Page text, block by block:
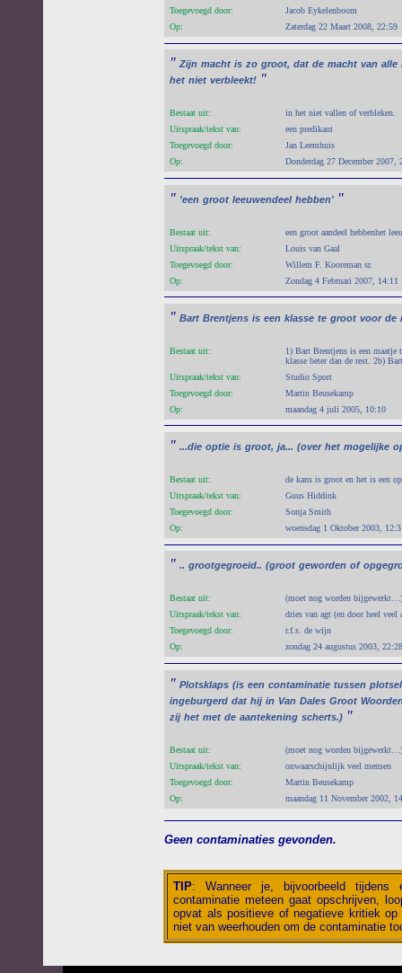
Toegevoegd door:
Jacob Eykelenboom
Op:
Zaterdag 22 Maart 2008, 22:59
" Zijn macht is zo groot, dat de macht van alle
het niet verbleekt! "
Bestaat uit:
in het niet vallen of verbleken.
Uitspraak/tekst van:
een predikant
Toegevoegd door:
Jan Leemhuis
Op:
Donderdag 27 December 2007,
" 'een groot leeuwendeel hebben' "
Bestaat uit:
een groot aandeel hebbenhet
Uitspraak/tekst van:
Louis van Gaal
Toegevoegd door:
Willem F. Kooreman sr.
Op:
Zondag 4 Februari 2007, 14:11
" Bart Brentjens is een klasse te groot voor de
Bestaat uit:
1) Bart Brentjens is een maatje
klasse beter dan de rest. 2b)
Uitspraak/tekst van:
Studio Sport
Toegevoegd door:
Martin Beusekamp
Op:
maandag 4 juli 2005, 10:10
" ...die optie is groot, ja... (over het mogelijke
Bestaat uit:
de kans is groot en het is een
Uitspraak/tekst van:
Guus Hiddink
Toegevoegd door:
Sonja Smith
Op:
woensdag 1 Oktober 2003,
" .. grootgegroeid.. (groot geworden of
Bestaat uit:
(moet nog worden bijgewerkt…)
Uitspraak/tekst van:
dries van agt (en door heel veel
Toegevoegd door:
r.f.s. de wijn
Op:
zondag 24 augustus 2003, 22:28
" Plotsklaps (is een contaminatie tussen
ingeburgerd dat hij in Van Dales Groot
zij het met de aantekening scherts.) "
Bestaat uit:
(moet nog worden bijgewerkt…)
Uitspraak/tekst van:
onwaarschijnlijk veel mensen
Toegevoegd door:
Martin Beusekamp
Op:
maandag 11 November 2002,
Geen contaminaties gevonden.
TIP: Wanneer je, bijvoorbeeld tijdens
contaminatie meteen gaat opschrijven,
opvat als positieve of negatieve kritiek
niet van weerhouden om de contaminatie